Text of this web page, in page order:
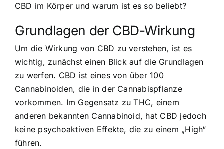
CBD im Körper und warum ist es so beliebt?
Grundlagen der CBD-Wirkung
Um die Wirkung von CBD zu verstehen, ist es
wichtig, zunächst einen Blick auf die Grundlagen
zu werfen. CBD ist eines von über 100
Cannabinoiden, die in der Cannabispflanze
vorkommen. Im Gegensatz zu THC, einem
anderen bekannten Cannabinoid, hat CBD jedoch
keine psychoaktiven Effekte, die zu einem „High“
führen.